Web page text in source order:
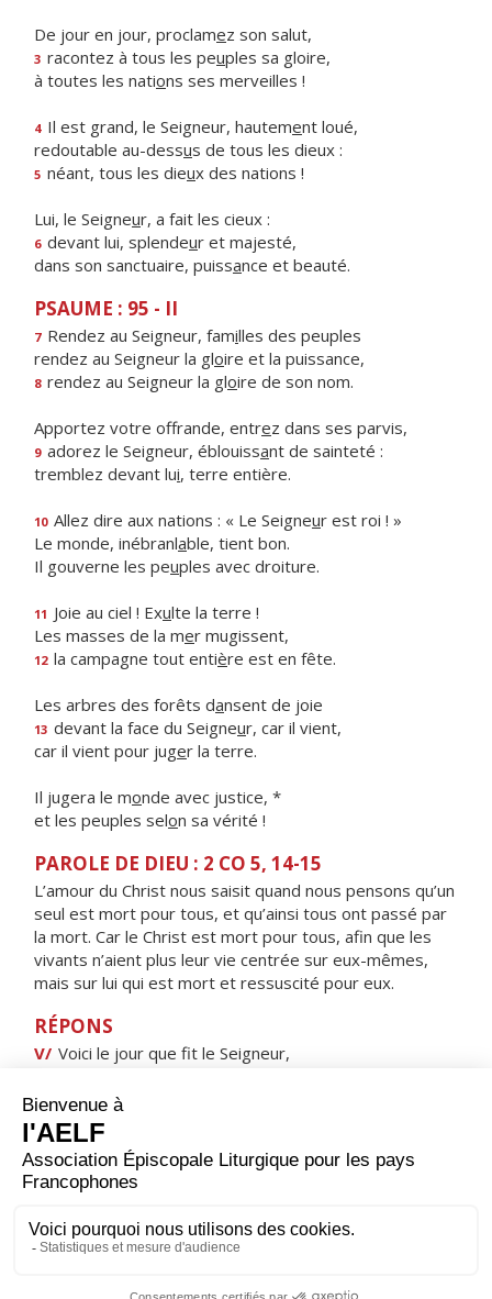
De jour en jour, proclamez son salut,
3 racontez à tous les peuples sa gloire,
à toutes les nations ses merveilles !
4 Il est grand, le Seigneur, hautement loué,
redoutable au-dessus de tous les dieux :
5 néant, tous les dieux des nations !
Lui, le Seigneur, a fait les cieux :
6 devant lui, splendeur et majesté,
dans son sanctuaire, puissance et beauté.
PSAUME : 95 - II
7 Rendez au Seigneur, familles des peuples
rendez au Seigneur la gloire et la puissance,
8 rendez au Seigneur la gloire de son nom.
Apportez votre offrande, entrez dans ses parvis,
9 adorez le Seigneur, éblouissant de sainteté :
tremblez devant lui, terre entière.
10 Allez dire aux nations : « Le Seigneur est roi ! »
Le monde, inébranlable, tient bon.
Il gouverne les peuples avec droiture.
11 Joie au ciel ! Exulte la terre !
Les masses de la mer mugissent,
12 la campagne tout entière est en fête.
Les arbres des forêts dansent de joie
13 devant la face du Seigneur, car il vient,
car il vient pour juger la terre.
Il jugera le monde avec justice, *
et les peuples selon sa vérité !
PAROLE DE DIEU : 2 CO 5, 14-15
L’amour du Christ nous saisit quand nous pensons qu’un
seul est mort pour tous, et qu’ainsi tous ont passé par
la mort. Car le Christ est mort pour tous, afin que les
vivants n’aient plus leur vie centrée sur eux-mêmes,
mais sur lui qui est mort et ressuscité pour eux.
RÉPONS
V/ Voici le jour que fit le Seigneur,
ORAISON
Dieu qui donnes sans cesse ta grâce pour augmenter le
nombre de tes enfants, veille sur ceux que tu viens
d’agréger à ton peuple ; ils ont pris naissance dans le
Christ, pour se présenter à la table de ses noces. Lui